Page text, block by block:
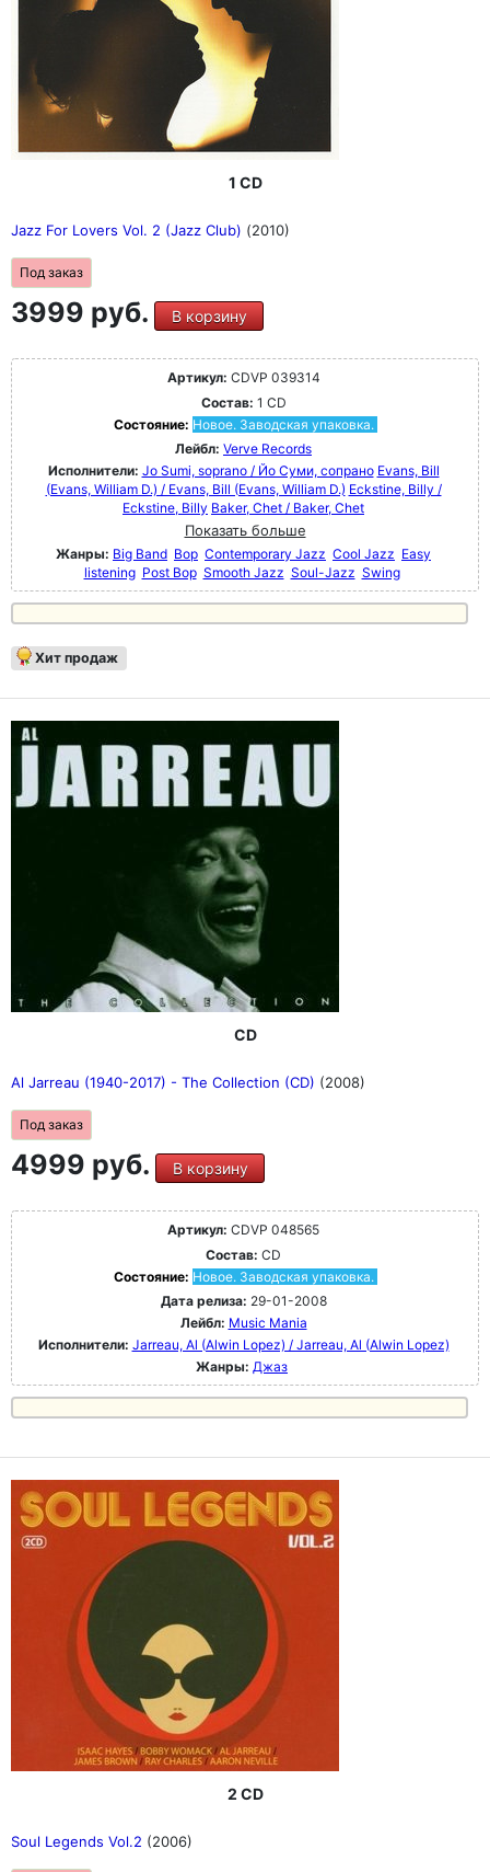
1 CD
Jazz For Lovers Vol. 2 (Jazz Club) (2010)
Под заказ
3999 руб. В корзину
Артикул: CDVP 039314
Состав: 1 CD
Состояние: Новое. Заводская упаковка.
Лейбл: Verve Records
Исполнители: Jo Sumi, soprano / Йо Суми, сопрано Evans, Bill
(Evans, William D.) / Evans, Bill (Evans, William D.) Eckstine, Billy /
Eckstine, Billy Baker, Chet / Baker, Chet
Показать больше
Жанры: Big Band Bop Contemporary Jazz Cool Jazz Easy
listening Post Bop Smooth Jazz Soul-Jazz Swing
Хит продаж
CD
Al Jarreau (1940-2017) - The Collection (CD) (2008)
Под заказ
4999 руб. В корзину
Артикул: CDVP 048565
Состав: CD
Состояние: Новое. Заводская упаковка.
Дата релиза: 29-01-2008
Лейбл: Music Mania
Исполнители: Jarreau, Al (Alwin Lopez) / Jarreau, Al (Alwin Lopez)
Жанры: Джаз
2 CD
Soul Legends Vol.2 (2006)